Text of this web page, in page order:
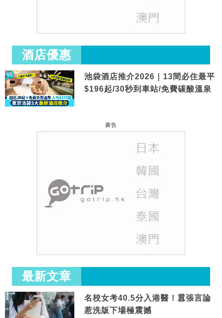
酒店優惠
池袋酒店推介2026｜13間必住最平
$196起/30秒到車站/免費碳酸溫泉
廣告
最新文章
名校女考40.5分入港醫！囂張言論
惹洗版下場極震撼